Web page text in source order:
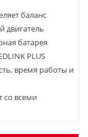
баланс
двигатель
батарея
PLUS
время работы и
со всеми